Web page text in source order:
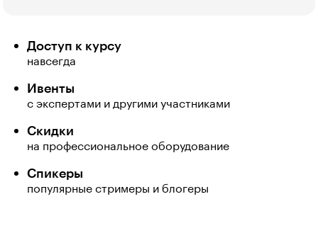
Доступ к курсу
навсегда
Ивенты
с экспертами и другими участниками
Скидки
на профессиональное оборудование
Спикеры
популярные стримеры и блогеры